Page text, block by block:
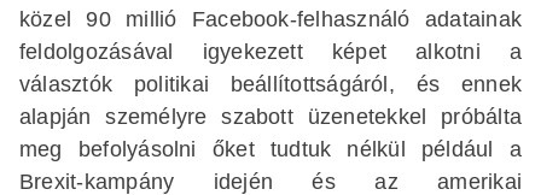
közel 90 millió Facebook-felhasználó adatainak
feldolgozásával igyekezett képet alkotni a
választók politikai beállítottságáról, és ennek
alapján személyre szabott üzenetekkel próbálta
meg befolyásolni őket tudtuk nélkül például a
Brexit-kampány idején és az amerikai